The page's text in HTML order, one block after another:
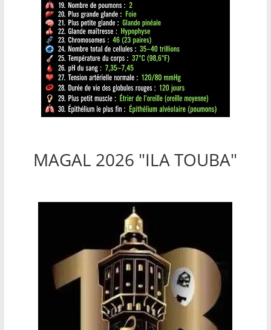
MAGAL 2026 "ILA TOUBA"